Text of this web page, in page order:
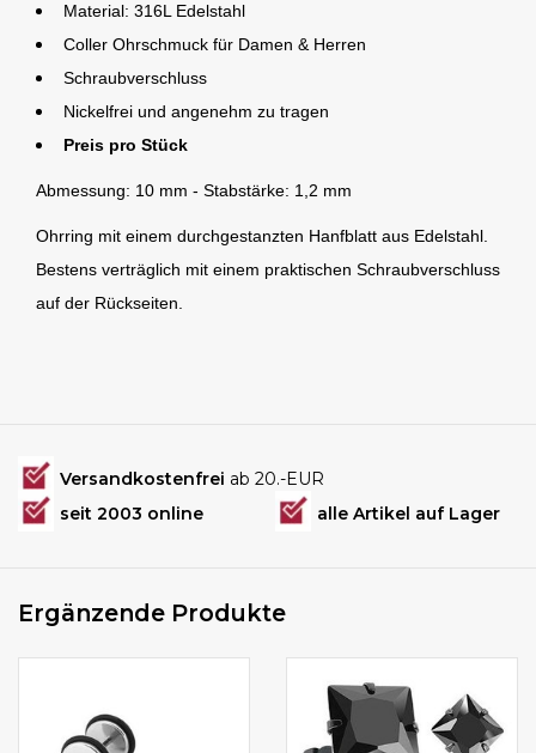
Material: 316L Edelstahl
Coller Ohrschmuck für Damen & Herren
Schraubverschluss
Nickelfrei und angenehm zu tragen
Preis pro Stück
Abmessung: 10 mm - Stabstärke: 1,2 mm
Ohrring mit einem durchgestanzten Hanfblatt aus Edelstahl.
Bestens verträglich mit einem praktischen Schraubverschluss
auf der Rückseiten.
Versandkostenfrei ab 20.-EUR
seit 2003 online
alle Artikel auf Lager
Ergänzende Produkte